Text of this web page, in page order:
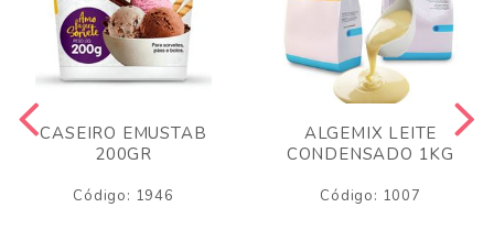
CASEIRO EMUSTAB
200GR
Código: 1946
ALGEMIX LEITE
CONDENSADO 1KG
Código: 1007